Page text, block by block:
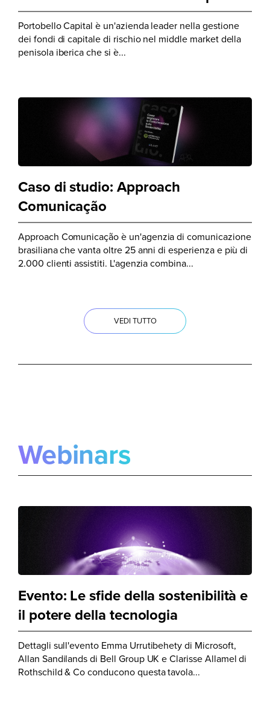
Portobello Capital è un'azienda leader nella gestione
dei fondi di capitale di rischio nel middle market della
penisola iberica che si è...
Caso di studio: Approach
Comunicação
Approach Comunicação è un'agenzia di comunicazione
brasiliana che vanta oltre 25 anni di esperienza e più di
2.000 clienti assistiti. L'agenzia combina...
VEDI TUTTO
Webinars
Evento: Le sfide della sostenibilità e
il potere della tecnologia
Dettagli sull'evento Emma Urrutibehety di Microsoft,
Allan Sandilands di Bell Group UK e Clarisse Allamel di
Rothschild & Co conducono questa tavola...